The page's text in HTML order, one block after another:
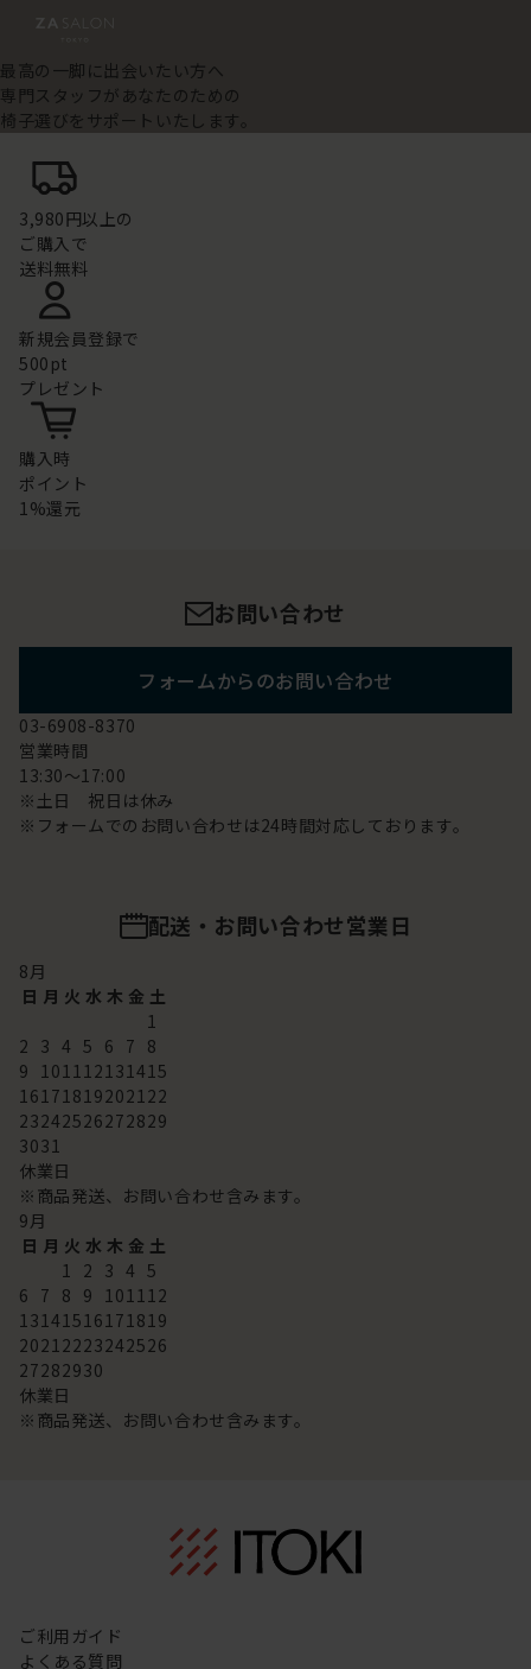
最高の一脚に出会いたい方へ
専門スタッフがあなたのための
椅子選びをサポートいたします。
3,980円以上の
ご購入で
送料無料
新規会員登録で
500pt
プレゼント
購入時
ポイント
1%還元
お問い合わせ
フォームからのお問い合わせ
03-6908-8370
営業時間
13:30～17:00
※土日 祝日は休み
※フォームでのお問い合わせは24時間対応しております。
配送・お問い合わせ営業日
8月
日 月 火 水 木 金 土
1
2 3 4 5 6 7 8
9 101112131415
16171819202122
23242526272829
3031
休業日
※商品発送、お問い合わせ含みます。
9月
日 月 火 水 木 金 土
1 2 3 4 5
6 7 8 9 101112
13141516171819
20212223242526
27282930
休業日
※商品発送、お問い合わせ含みます。
ご利用ガイド
よくある質問